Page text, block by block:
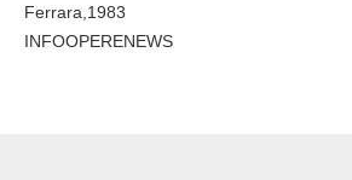
Ferrara, 1983
INFOOPERENEWS